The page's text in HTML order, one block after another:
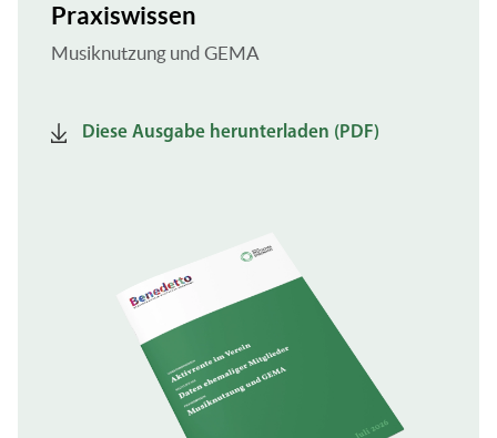
Praxiswissen
Musiknutzung und GEMA
Diese Ausgabe herunterladen (PDF)